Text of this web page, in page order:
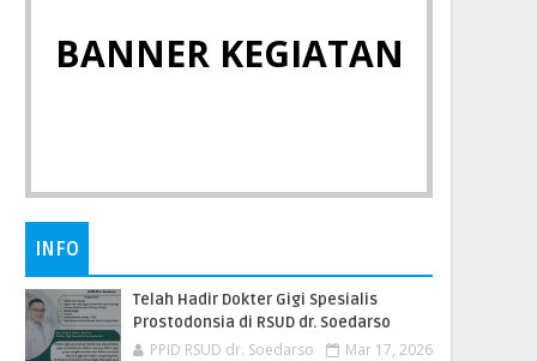
BANNER KEGIATAN
INFO
Telah Hadir Dokter Gigi Spesialis
Prostodonsia di RSUD dr. Soedarso
PPID RSUD dr. Soedarso Mar 17, 2026